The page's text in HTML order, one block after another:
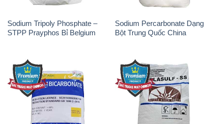
Sodium Tripoly Phosphate –
STPP Prayphos Bỉ Belgium
Sodium Percarbonate Dạng
Bột Trung Quốc China